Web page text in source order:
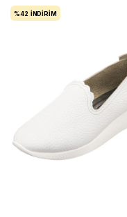
%42 İNDIRIM